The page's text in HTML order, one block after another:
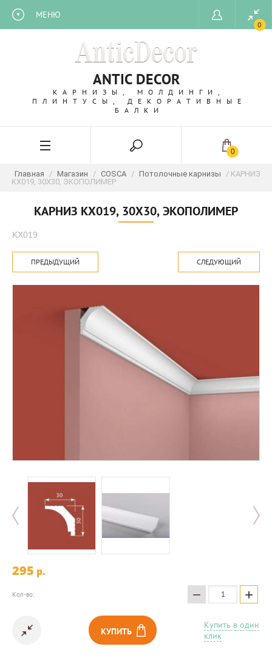
МЕНЮ
0
ANTIC DECOR
КАРНИЗЫ, МОЛДИНГИ,
ПЛИНТУСЫ, ДЕКОРАТИВНЫЕ
БАЛКИ
0
Главная / Магазин / COSCA / Потолочные карнизы
/ КАРНИЗ
KX019, 30Х30, ЭКОПОЛИМЕР
КАРНИЗ KX019, 30Х30, ЭКОПОЛИМЕР
KX019
ПРЕДЫДУЩИЙ СЛЕДУЮЩИЙ
295 p.
Кол-во: − +
КУПИТЬ
Купить в один
клик